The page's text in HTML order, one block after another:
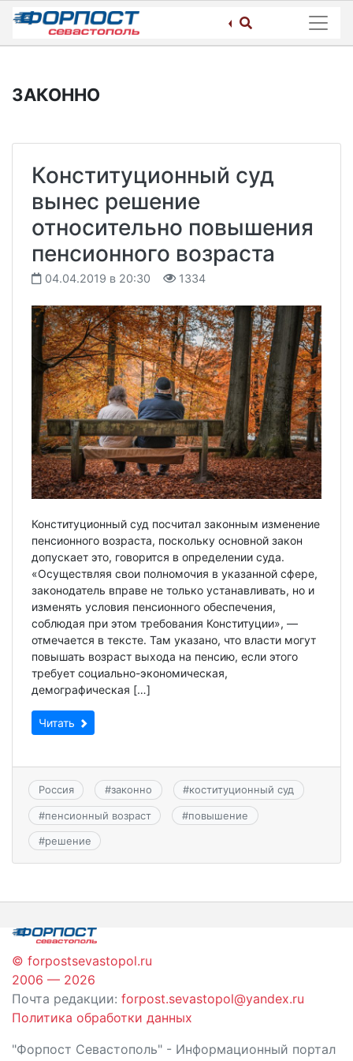
Skip
content
ЗАКОННО
Конституционный суд
вынес решение
относительно повышения
пенсионного возраста
04.04.2019 в 20:30 1334
Конституционный суд посчитал законным изменение
пенсионного возраста, поскольку основной закон
допускает это, говорится в определении суда.
«Осуществляя свои полномочия в указанной сфере,
законодатель вправе не только устанавливать, но и
изменять условия пенсионного обеспечения,
соблюдая при этом требования Конституции», —
отмечается в тексте. Там указано, что власти могут
повышать возраст выхода на пенсию, если этого
требует социально-экономическая,
демографическая […]
Читать
Россия #законно #коституционный суд
#пенсионный возраст #повышение
#решение
© forpostsevastopol.ru
2006 — 2026
Почта редакции: forpost.sevastopol@yandex.ru
Политика обработки данных
"Форпост Севастополь" - Информационный портал